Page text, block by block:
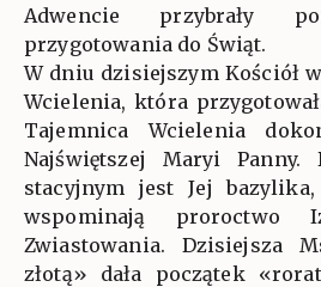
Adwencie przybrały
przygotowania do Świąt.
W dniu dzisiejszym Kościół
Wcielenia, która
Tajemnica Wcielenia
Najświętszej Maryi Panny.
stacyjnym jest Jej
wspominają proroctwo
Zwiastowania. Dzisiejsza
złotą» dała początek